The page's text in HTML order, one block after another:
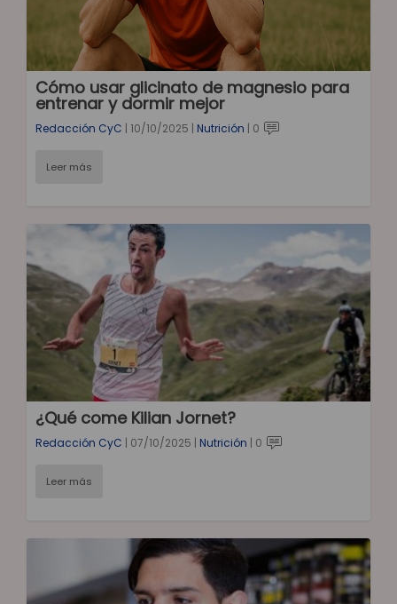
Cómo usar glicinato de magnesio para
entrenar y dormir mejor
Redacción CyC | 10/10/2025 | Nutrición | 0
Leer más
¿Qué come Kilian Jornet?
Redacción CyC | 07/10/2025 | Nutrición | 0
Leer más